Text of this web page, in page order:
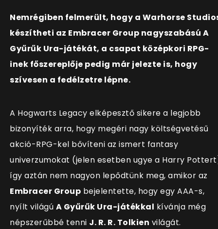
Nemrégiben felmerült, hogy a Warhorse
készítheti az Embracer Group nagyszabású A
Gyűrűk Ura-játékát, a csapat középkori RPG-
inek főszereplője pedig már jelezte is, hogy
szívesen a fedélzetre lépne.
A Hogwarts Legacy elképesztő sikere a legjobb
bizonyíték arra, hogy megéri nagy költségvetésű
akció-RPG-kel bővíteni az ismert fantasy
univerzumokat (jelen esetben ugye a Harry
így aztán nem nagyon lepődtünk meg, amikor az
Embracer Group bejelentette, hogy egy AAA-s,
nyílt világú A Gyűrűk Ura-játékkal kívánja még
népszerűbbé tenni J. R. R. Tolkien világát.